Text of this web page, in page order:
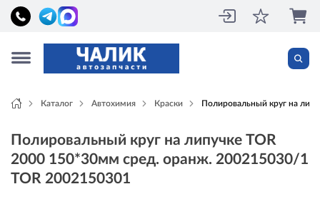
Каталог Автохимия Краски Полировальный круг на
Полировальный круг на липучке TOR
2000 150*30мм сред. оранж. 200215030/1
TOR 2002150301